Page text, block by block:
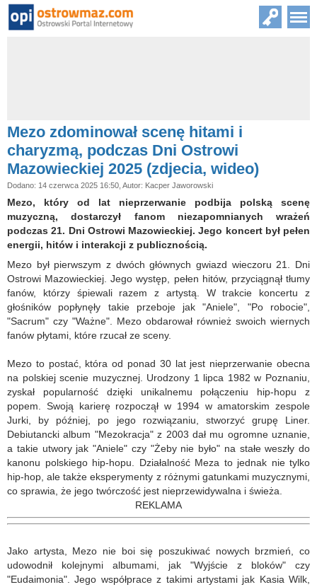
Mezo zdominował scenę hitami i
charyzmą, podczas Dni Ostrowi
Mazowieckiej 2025 (zdjecia, wideo)
Dodano: 14 czerwca 2025 16:50, Autor: Kacper Jaworowski
Mezo, który od lat nieprzerwanie podbija polską scenę
muzyczną, dostarczył fanom niezapomnianych wrażeń
podczas 21. Dni Ostrowi Mazowieckiej. Jego koncert był pełen
energii, hitów i interakcji z publicznością.
Mezo był pierwszym z dwóch głównych gwiazd wieczoru 21. Dni
Ostrowi Mazowieckiej. Jego występ, pełen hitów, przyciągnął tłumy
fanów, którzy śpiewali razem z artystą. W trakcie koncertu z
głośników popłynęły takie przeboje jak "Aniele", "Po robocie",
"Sacrum" czy "Ważne". Mezo obdarował również swoich wiernych
fanów płytami, które rzucał ze sceny.
Mezo to postać, która od ponad 30 lat jest nieprzerwanie obecna
na polskiej scenie muzycznej. Urodzony 1 lipca 1982 w Poznaniu,
zyskał popularność dzięki unikalnemu połączeniu hip-hopu z
popem. Swoją karierę rozpoczął w 1994 w amatorskim zespole
Jurki, by później, po jego rozwiązaniu, stworzyć grupę Liner.
Debiutancki album "Mezokracja" z 2003 dał mu ogromne uznanie,
a takie utwory jak "Aniele" czy "Żeby nie było" na stałe weszły do
kanonu polskiego hip-hopu. Działalność Meza to jednak nie tylko
hip-hop, ale także eksperymenty z różnymi gatunkami muzycznymi,
co sprawia, że jego twórczość jest nieprzewidywalna i świeża.
REKLAMA
Jako artysta, Mezo nie boi się poszukiwać nowych brzmień, co
udowodnił kolejnymi albumami, jak "Wyjście z bloków" czy
"Eudaimonia". Jego współprace z takimi artystami jak Kasia Wilk,